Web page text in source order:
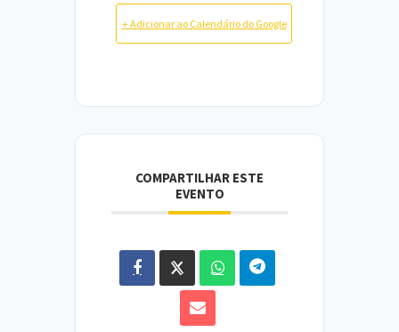
+ Adicionar ao Calendário do Google
COMPARTILHAR ESTE
EVENTO